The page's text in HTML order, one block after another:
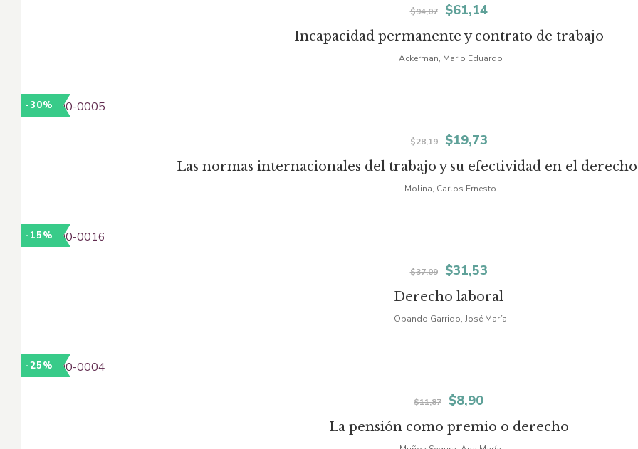
Incapacidad permanente y contrato de trabajo
$94,07
El
precio
original
$61,14El
precio
actual
Ackerman, Mario Eduardo
-30%
Las normas internacionales del trabajo y su efectividad en el
$28,19
El
precio
original
$19,73El
precio
actual
Molina, Carlos Ernesto
-15%
Derecho laboral
$37,09
El
precio
original
$31,53El
precio
actual
Obando Garrido, José María
-25%
La pensión como premio o derecho
$11,87
El
precio
$8,90El
precio